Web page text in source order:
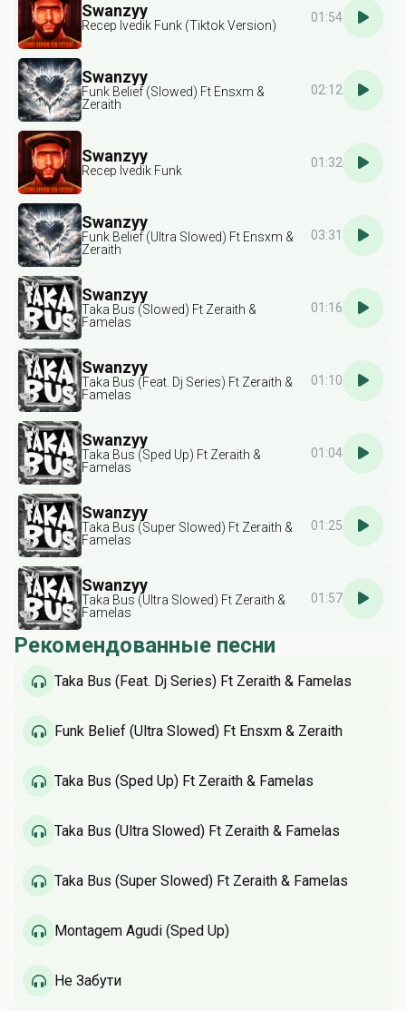
Swanzyy
Recep Ivedik Funk (Tiktok Version)
01:54
Swanzyy
Funk Belief (Slowed) Ft Ensxm &
Zeraith
02:12
Swanzyy
Recep Ivedik Funk
01:32
Swanzyy
Funk Belief (Ultra Slowed) Ft Ensxm &
Zeraith
03:31
Swanzyy
Taka Bus (Slowed) Ft Zeraith &
Famelas
01:16
Swanzyy
Taka Bus (Feat. Dj Series) Ft Zeraith &
Famelas
01:10
Swanzyy
Taka Bus (Sped Up) Ft Zeraith &
Famelas
01:04
Swanzyy
Taka Bus (Super Slowed) Ft Zeraith &
Famelas
01:25
Swanzyy
Taka Bus (Ultra Slowed) Ft Zeraith &
Famelas
01:57
Рекомендованные песни
Taka Bus (Feat. Dj Series) Ft Zeraith & Famelas
Funk Belief (Ultra Slowed) Ft Ensxm & Zeraith
Taka Bus (Sped Up) Ft Zeraith & Famelas
Taka Bus (Ultra Slowed) Ft Zeraith & Famelas
Taka Bus (Super Slowed) Ft Zeraith & Famelas
Montagem Agudi (Sped Up)
Не Забути